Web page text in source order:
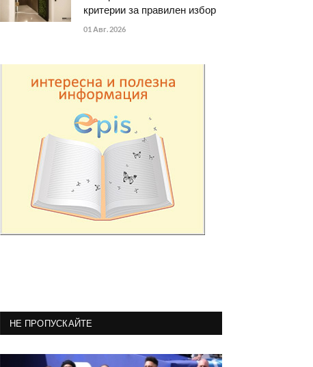
критерии за правилен избор
01 Авг. 2026
НЕ ПРОПУСКАЙТЕ